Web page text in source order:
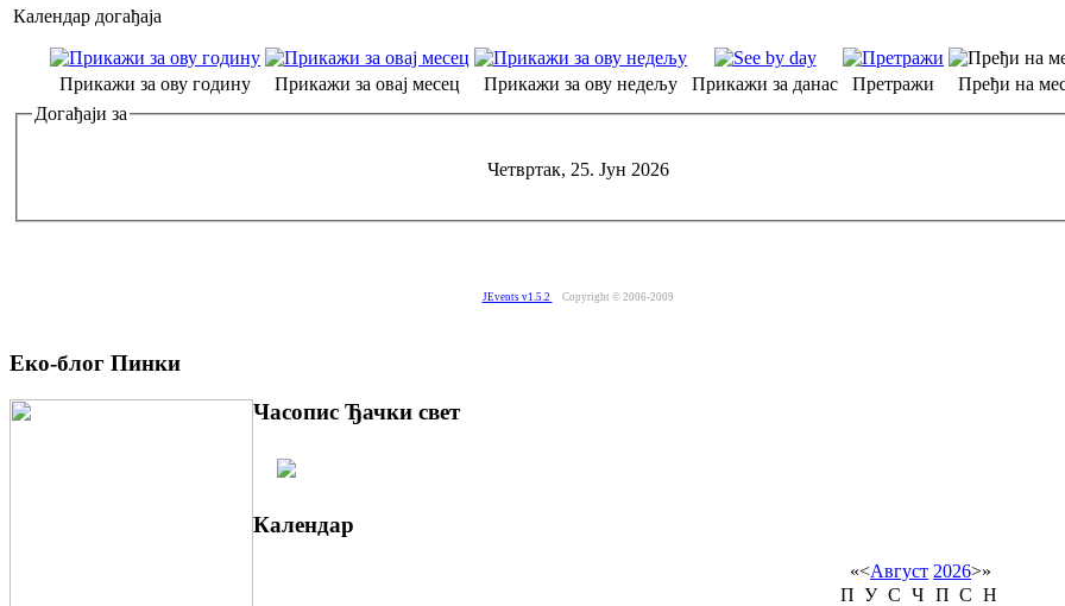
Календар догађаја
Прикажи за ову годину Прикажи за овај месец Прикажи за ову недељу Прикажи за данас Претражи
Пређи на
Догађаји за
Четвртак, 25. Јун 2026
JEvents v1.5.2 Copyright © 2006-2009
Еко-блог Пинки
Часопис Ђачки свет
Календар
«<Август 2026>»
П У С Ч П С Н